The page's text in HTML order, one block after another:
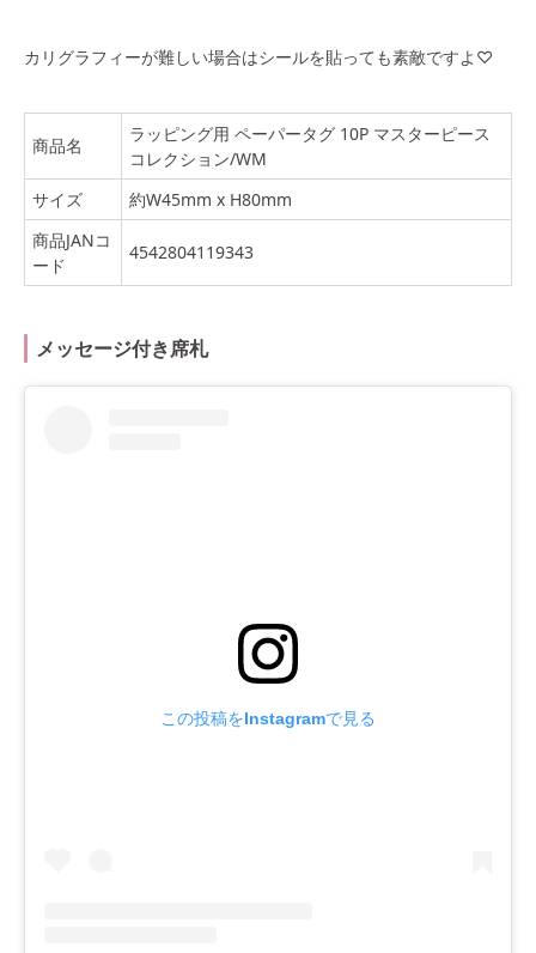
カリグラフィーが難しい場合はシールを貼っても素敵ですよ♡
商品名
ラッピング用 ペーパータグ 10P マスターピース
コレクション/WM
サイズ
約W45mm x H80mm
商品JANコ
ード
4542804119343
メッセージ付き席札
この投稿をInstagramで見る